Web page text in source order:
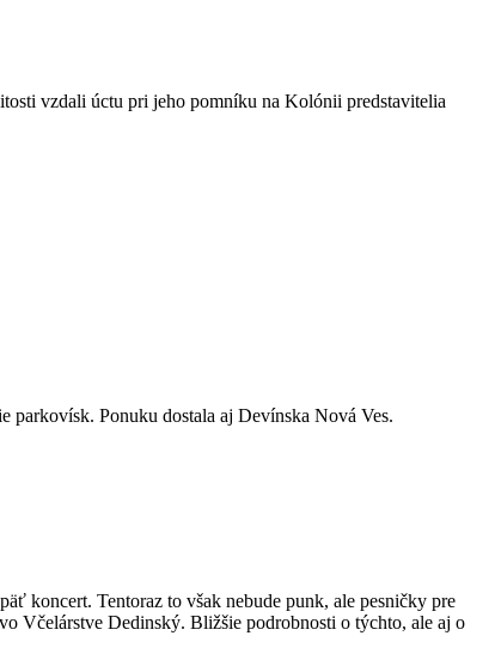
vzdali úctu pri jeho pomníku na Kolónii predstavitelia
parkovísk. Ponuku dostala aj Devínska Nová Ves.
koncert. Tentoraz to však nebude punk, ale pesničky pre
Včelárstve Dedinský. Bližšie podrobnosti o týchto, ale aj o